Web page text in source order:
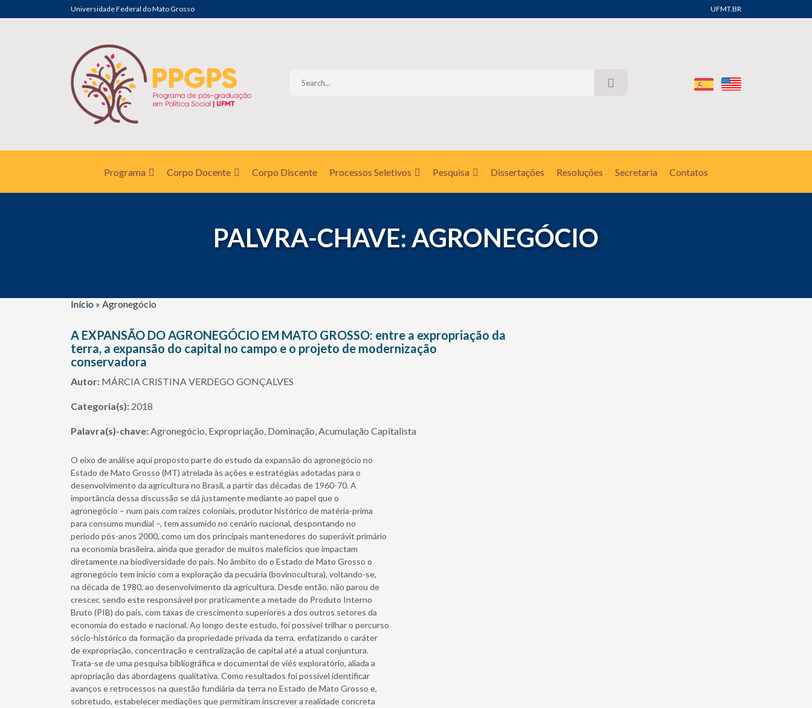
Universidade Federal do Mato Grosso UFMT.BR
Programa Corpo Docente Corpo Discente Processos Seletivos Pesquisa Dissertações Resoluções Secretaria Contatos
PALVRA-CHAVE: AGRONEGÓCIO
Início » Agronegócio
A EXPANSÃO DO AGRONEGÓCIO EM MATO GROSSO: entre a expropriação da
terra, a expansão do capital no campo e o projeto de modernização
conservadora
Autor: MÁRCIA CRISTINA VERDEGO GONÇALVES
Categoria(s): 2018
Palavra(s)-chave:Agronegócio, Expropriação, Dominação, Acumulação Capitalista
O eixo de análise aqui proposto parte do estudo da expansão do agronegócio no
Estado de Mato Grosso (MT) atrelada às ações e estratégias adotadas para o
desenvolvimento da agricultura no Brasil, a partir das décadas de 1960-70. A
importância dessa discussão se dá justamente mediante ao papel que o
agronegócio – num país com raízes coloniais, produtor histórico de matéria-prima
para consumo mundial –, tem assumido no cenário nacional, despontando no
período pós-anos 2000, como um dos principais mantenedores do superávit primário
na economia brasileira, ainda que gerador de muitos malefícios que impactam
diretamente na biodiversidade do país. No âmbito do o Estado de Mato Grosso o
agronegócio tem início com a exploração da pecuária (bovinocultura), voltando-se,
na década de 1980, ao desenvolvimento da agricultura. Desde então, não parou de
crescer, sendo este responsável por praticamente a metade do Produto Interno
Bruto (PIB) do país, com taxas de crescimento superiores a dos outros setores da
economia do estado e nacional. Ao longo deste estudo, foi possível trilhar o percurso
sócio-histórico da formação da propriedade privada da terra, enfatizando o caráter
de expropriação, concentração e centralização de capital até a atual conjuntura.
Trata-se de uma pesquisa bibliográfica e documental de viés exploratório, aliada a
apropriação das abordagens qualitativa. Como resultados foi possível identificar
avanços e retrocessos na questão fundiária da terra no Estado de Mato Grosso e,
sobretudo, estabelecer mediações que permitiram inscrever a realidade concreta